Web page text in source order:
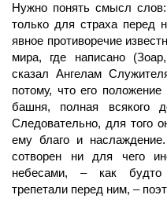
Нужно понять смысл
только для страха перед
явное противоречие
мира, где написано
сказал Ангелам
потому, что его
башня, полная всякого
Следовательно, для того
ему благо и
сотворен ни для чего
небесами, – как будто
трепетали перед ним, –